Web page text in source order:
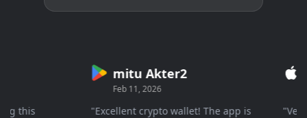
this
mitu Akter2
Feb 11, 2026
"Excellent crypto wallet! The app is
"Very